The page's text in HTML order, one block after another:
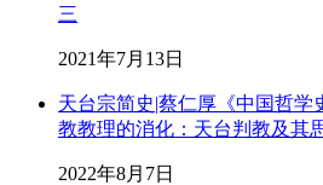
三
2021年7月13日
天台宗简史|蔡仁厚《中国哲学
教教理的消化：天台判教及其
2022年8月7日